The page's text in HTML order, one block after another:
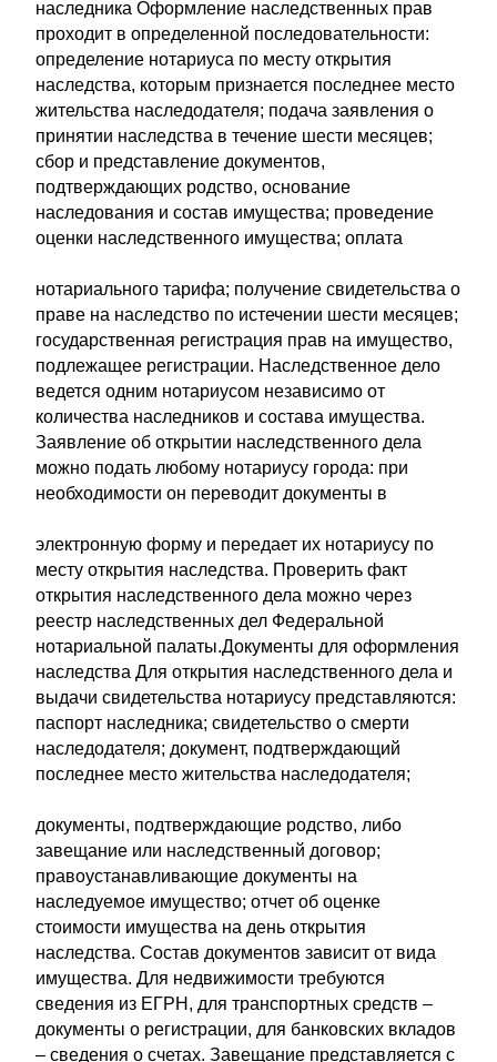
наследника Оформление наследственных прав
проходит в определенной последовательности:
определение нотариуса по месту открытия
наследства, которым признается последнее место
жительства наследодателя; подача заявления о
принятии наследства в течение шести месяцев;
сбор и представление документов,
подтверждающих родство, основание
наследования и состав имущества; проведение
оценки наследственного имущества; оплата
нотариального тарифа; получение свидетельства о
праве на наследство по истечении шести месяцев;
государственная регистрация прав на имущество,
подлежащее регистрации. Наследственное дело
ведется одним нотариусом независимо от
количества наследников и состава имущества.
Заявление об открытии наследственного дела
можно подать любому нотариусу города: при
необходимости он переводит документы в
электронную форму и передает их нотариусу по
месту открытия наследства. Проверить факт
открытия наследственного дела можно через
реестр наследственных дел Федеральной
нотариальной палаты.Документы для оформления
наследства Для открытия наследственного дела и
выдачи свидетельства нотариусу представляются:
паспорт наследника; свидетельство о смерти
наследодателя; документ, подтверждающий
последнее место жительства наследодателя;
документы, подтверждающие родство, либо
завещание или наследственный договор;
правоустанавливающие документы на
наследуемое имущество; отчет об оценке
стоимости имущества на день открытия
наследства. Состав документов зависит от вида
имущества. Для недвижимости требуются
сведения из ЕГРН, для транспортных средств –
документы о регистрации, для банковских вкладов
– сведения о счетах. Завещание представляется с